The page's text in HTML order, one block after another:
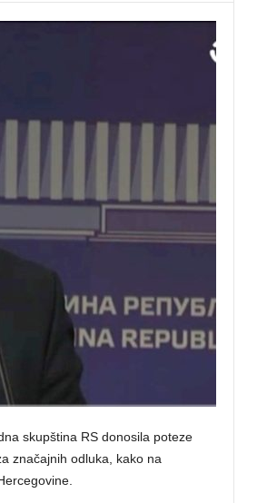
skupština RS donosila poteze
značajnih odluka, kako na